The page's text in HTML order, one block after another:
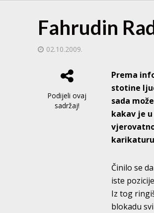
Fahrudin
02.10.2009.
Podijeli ovaj
sadržaj!
Prema
stotine
sada
kakav je
Činilo se
iste
Iz tog
blokadu